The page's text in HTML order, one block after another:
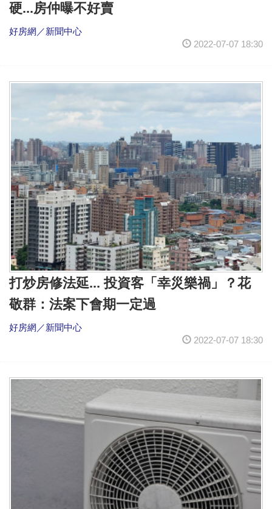
硬...房仲曝不好賣
好房網／新聞中心
2022-07-07 18:30
打炒房修法延... 投資客「幸災樂禍」？花
敬群：法案下會期一定過
好房網／新聞中心
2022-07-07 18:30